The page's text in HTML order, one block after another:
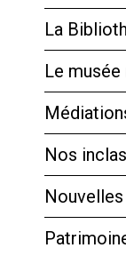
La
Le
Nos